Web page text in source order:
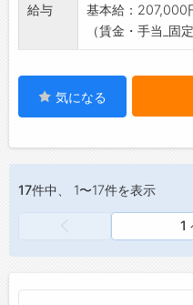
給与
基本給：207,000
（賃金・手当_固
気になる
17件中、 1〜17件を表示
1